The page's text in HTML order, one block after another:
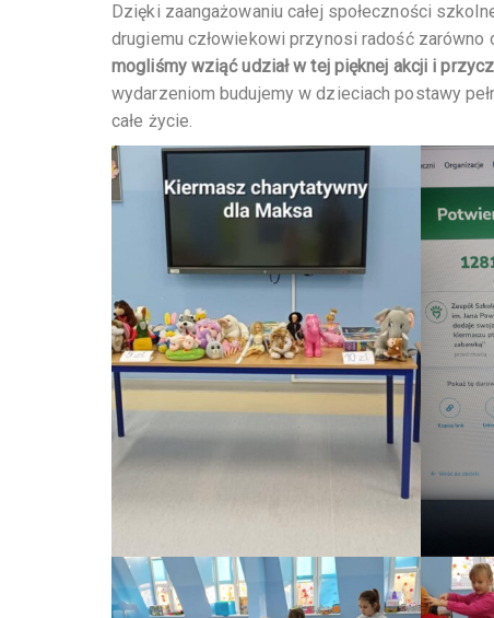
Dzięki zaangażowaniu całej społeczności
drugiemu człowiekowi przynosi radość
mogliśmy wziąć udział w tej pięknej akcji i
wydarzeniom budujemy w dzieciach postawy
całe życie.